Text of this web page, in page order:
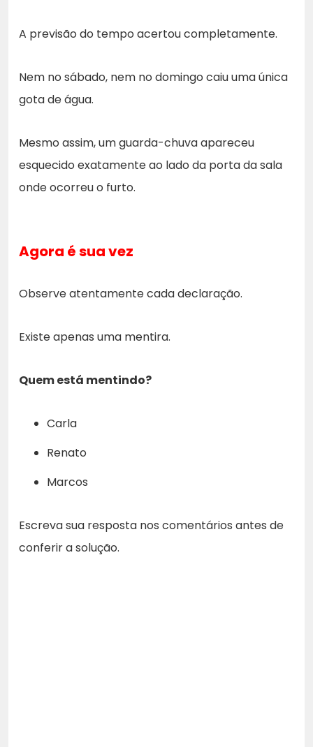
A previsão do tempo acertou completamente.
Nem no sábado, nem no domingo caiu uma única
gota de água.
Mesmo assim, um guarda-chuva apareceu
esquecido exatamente ao lado da porta da sala
onde ocorreu o furto.
Agora é sua vez
Observe atentamente cada declaração.
Existe apenas uma mentira.
Quem está mentindo?
Carla
Renato
Marcos
Escreva sua resposta nos comentários antes de
conferir a solução.